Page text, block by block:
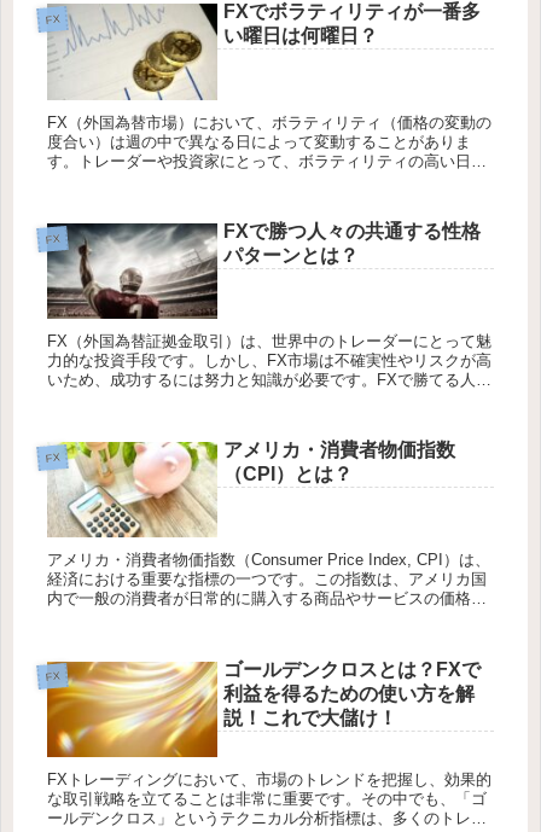
FX
FXでボラティリティが一番多
い曜日は何曜日？
FX（外国為替市場）において、ボラティリティ（価格の変動の
度合い）は週の中で異なる日によって変動することがありま
す。トレーダーや投資家にとって、ボラティリティの高い日を
FX
FXで勝つ人々の共通する性格
パターンとは？
FX（外国為替証拠金取引）は、世界中のトレーダーにとって魅
力的な投資手段です。しかし、FX市場は不確実性やリスクが高
いため、成功するには努力と知識が必要です。FXで勝てる人々
FX
アメリカ・消費者物価指数
（CPI）とは？
アメリカ・消費者物価指数（Consumer Price Index, CPI）は、
経済における重要な指標の一つです。この指数は、アメリカ国
内で一般の消費者が日常的に購入する商品やサービスの価格の
FX
ゴールデンクロスとは？FXで
利益を得るための使い方を解
説！これで大儲け！
FXトレーディングにおいて、市場のトレンドを把握し、効果的
な取引戦略を立てることは非常に重要です。その中でも、「ゴ
ールデンクロス」というテクニカル分析指標は、多くのトレー